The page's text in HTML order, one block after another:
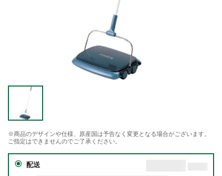
※商品のデザインや仕様、原産国は予告なく変更となる場合がございます。
ご指定はできませんのでご了承ください。
配送